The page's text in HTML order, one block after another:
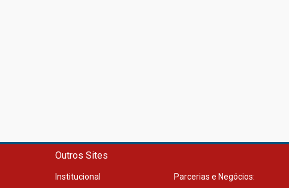
Outros Sites
Institucional
Parcerias e Negócios: